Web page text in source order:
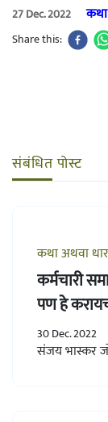
27 Dec. 2022 कथा
Share this:
संबंधित पोस्ट
कथा अथवा
कर्मचारी
पण हे
30 Dec. 2022
संजय भास्कर